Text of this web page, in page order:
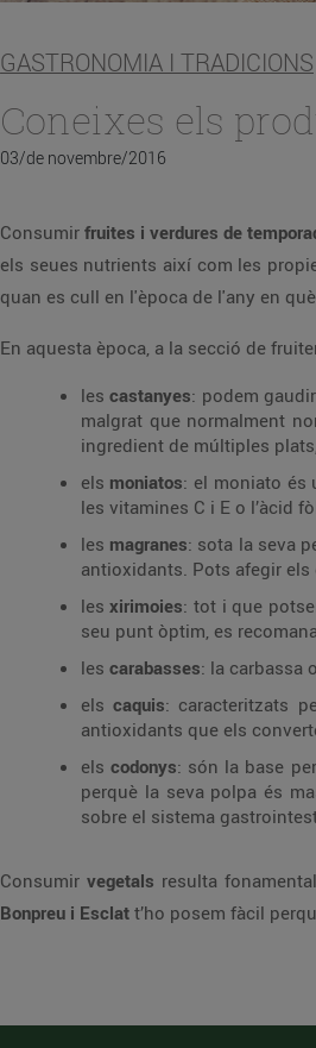
GASTRONOMIA I TRADICIONS
Coneixes els
03/de novembre/2016
Consumir fruites i verdures de
els seues nutrients així com les
quan es cull en l'època de l'any en
En aquesta època, a la secció de
les castanyes: podem
malgrat que normalment
ingredient de múltiples
els moniatos: el moniato és
les vitamines C i E o l’àcid
les magranes: sota la seva
antioxidants. Pots afegir els
les xirimoies: tot i que
seu punt òptim, es
les carabasses: la carbassa
els caquis: caracteritzats
antioxidants que els
els codonys: són la base
perquè la seva polpa és
sobre el sistema
Consumir vegetals resulta
Bonpreu i Esclat t’ho posem fàcil